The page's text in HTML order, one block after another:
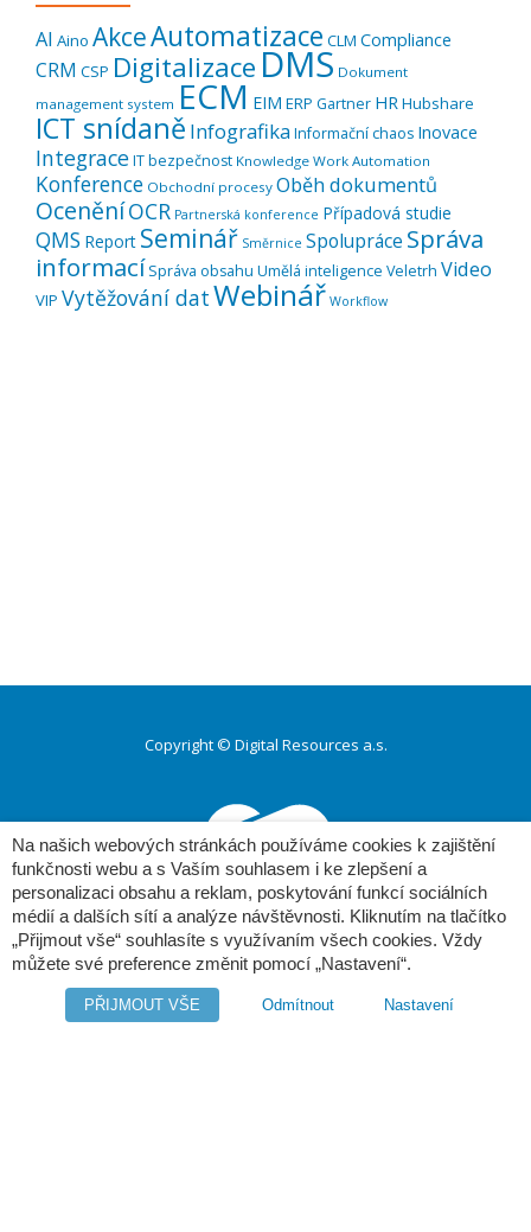
AI Aino AkceAutomatizace CLM Compliance
CRM CSP Digitalizace DMS Dokument
management system ECM EIM ERP Gartner HRHubshare
ICT snídaně InfografikaInformační chaos Inovace
IntegraceIT bezpečnost Knowledge Work Automation
Konference Obchodní procesy Oběh dokumentů
OceněníOCR Partnerská konference Případová studie
QMS Report Seminář Směrnice Spolupráce Správa
informací Správa obsahu Umělá inteligence Veletrh Video
VIP Vytěžování datWebinář Workflow
Copyright © Digital Resources a.s.
ménu
Poděbradská 520/24
190 00 Praha 9
Na našich webových stránkách používáme cookies k zajištění
funkčnosti webu a s Vaším souhlasem i ke zlepšení a
personalizaci obsahu a reklam, poskytování funkcí sociálních
médií a dalších sítí a analýze návštěvnosti. Kliknutím na tlačítko
„Přijmout vše“ souhlasíte s využívaním všech cookies. Vždy
můžete své preference změnit pomocí „Nastavení“.
PŘIJMOUT VŠE Odmítnout Nastavení